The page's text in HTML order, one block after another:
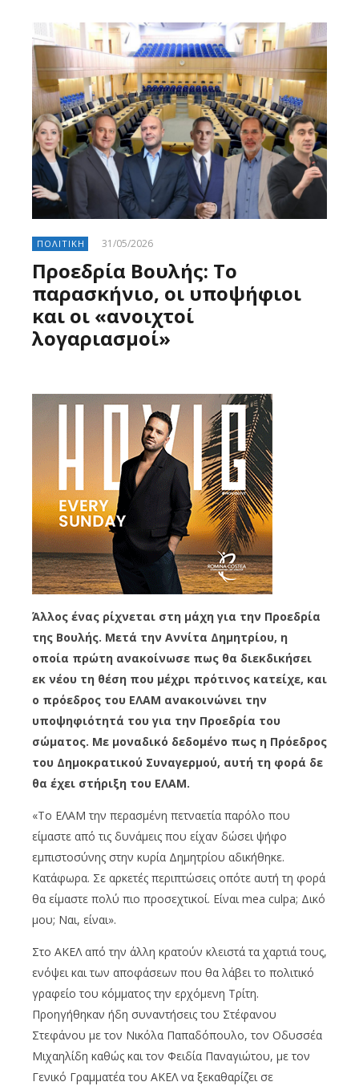
ΠΟΛΙΤΙΚΗ 31/05/2026
Προεδρία Βουλής: Το
παρασκήνιο, οι υποψήφιοι
και οι «ανοιχτοί
λογαριασμοί»
Άλλος ένας ρίχνεται στη μάχη για την Προεδρία
της Βουλής. Μετά την Αννίτα Δημητρίου, η
οποία πρώτη ανακοίνωσε πως θα διεκδικήσει
εκ νέου τη θέση που μέχρι πρότινος κατείχε, και
ο πρόεδρος του ΕΛΑΜ ανακοινώνει την
υποψηφιότητά του για την Προεδρία του
σώματος. Με μοναδικό δεδομένο πως η Πρόεδρος
του Δημοκρατικού Συναγερμού, αυτή τη φορά δε
θα έχει στήριξη του ΕΛΑΜ.
«Το ΕΛΑΜ την περασμένη πετναετία παρόλο που
είμαστε από τις δυνάμεις που είχαν δώσει ψήφο
εμπιστοσύνης στην κυρία Δημητρίου αδικήθηκε.
Κατάφωρα. Σε αρκετές περιπτώσεις οπότε αυτή τη φορά
θα είμαστε πολύ πιο προσεχτικοί. Είναι mea culpa; Δικό
μου; Ναι, είναι».
Στο ΑΚΕΛ από την άλλη κρατούν κλειστά τα χαρτιά τους,
ενόψει και των αποφάσεων που θα λάβει το πολιτικό
γραφείο του κόμματος την ερχόμενη Τρίτη.
Προηγήθηκαν ήδη συναντήσεις του Στέφανου
Στεφάνου με τον Νικόλα Παπαδόπουλο, τον Οδυσσέα
Μιχαηλίδη καθώς και τον Φειδία Παναγιώτου, με τον
Γενικό Γραμματέα του ΑΚΕΛ να ξεκαθαρίζει σε